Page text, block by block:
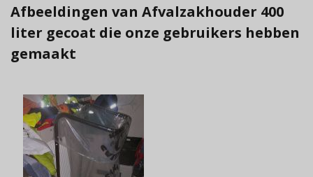
Afbeeldingen van Afvalzakhouder 400
liter gecoat die onze gebruikers hebben
gemaakt